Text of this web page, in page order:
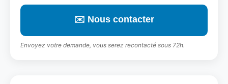
✉️ Nous contacter
Envoyez votre demande, vous serez recontacté sous 72h.